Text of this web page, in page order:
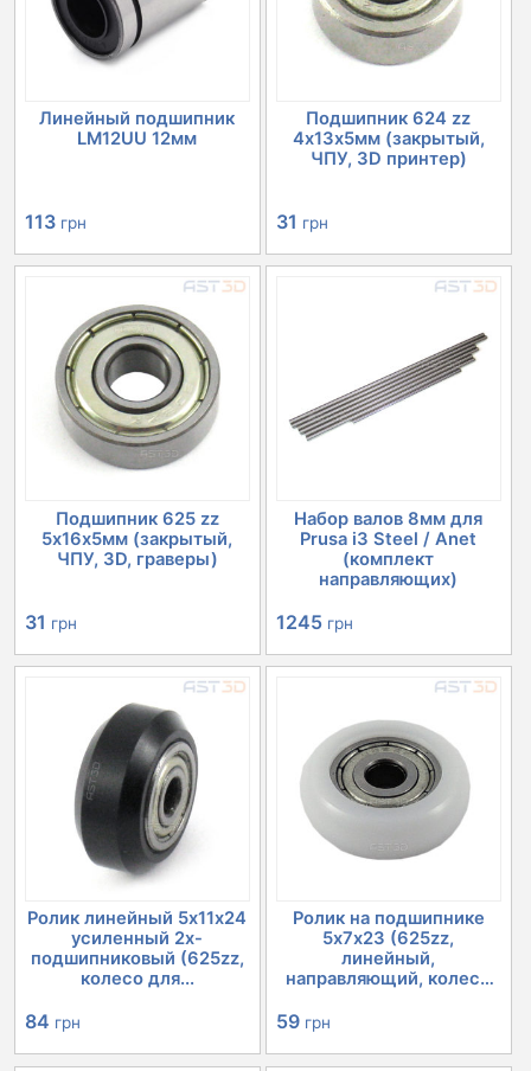
Линейный подшипник
LM12UU 12мм
113 грн
Подшипник 624 zz
4х13х5мм (закрытый,
ЧПУ, 3D принтер)
31 грн
Подшипник 625 zz
5х16х5мм (закрытый,
ЧПУ, 3D, граверы)
31 грн
Набор валов 8мм для
Prusa i3 Steel / Anet
(комплект
направляющих)
1245 грн
Ролик линейный 5х11х24
усиленный 2х-
подшипниковый (625zz,
колесо для...
84 грн
Ролик на подшипнике
5х7х23 (625zz,
линейный,
направляющий, колесо
59 грн